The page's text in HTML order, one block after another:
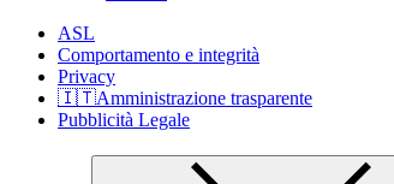
ASL
Comportamento e integrità
Privacy
🇮🇹Amministrazione trasparente
Pubblicità Legale